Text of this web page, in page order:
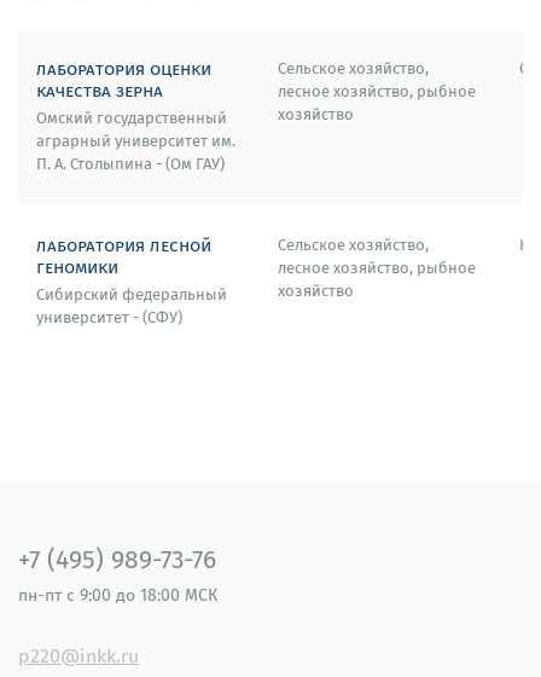
лаборатория оценки
качества зерна
Омский государственный
аграрный университет им.
П. А. Столыпина - (Ом ГАУ)
Сельское хозяйство,
лесное хозяйство, рыбное
хозяйство
лаборатория лесной
геномики
Сибирский федеральный
университет - (СФУ)
Сельское хозяйство,
лесное хозяйство, рыбное
хозяйство
+7 (495) 989-73-76
пн-пт с 9:00 до 18:00 МСК
p220@inkk.ru